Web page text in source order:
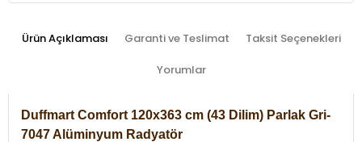
Ürün Açıklaması Garanti ve Teslimat Taksit Seçenekleri
Yorumlar
Duffmart Comfort 120x363 cm (43 Dilim) Parlak Gri-
7047 Alüminyum Radyatör